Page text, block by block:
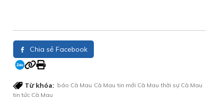
Chia sẻ Facebook
Từ khóa: báo Cà Mau Cà Mau tin mới Cà Mau thời sự Cà Mau
tin tức Cà Mau